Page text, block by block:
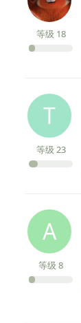
等级 18
T
等级 23
A
等级 8